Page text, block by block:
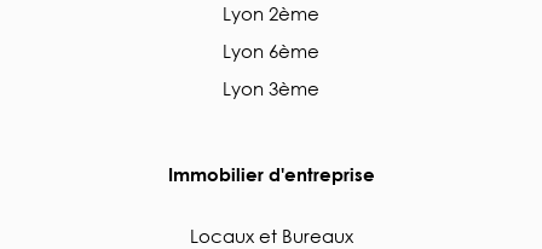
Lyon 2ème
Lyon 6ème
Lyon 3ème
Immobilier d'entreprise
Locaux et Bureaux